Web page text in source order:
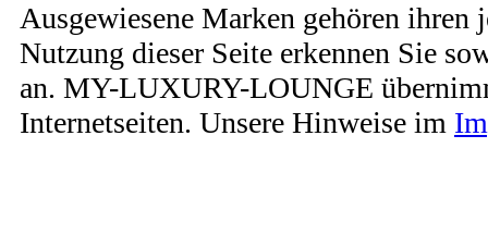
Ausgewiesene Marken gehören
Nutzung dieser Seite erkennen Sie
an. MY-LUXURY-LOUNGE
Internetseiten. Unsere Hinweise im